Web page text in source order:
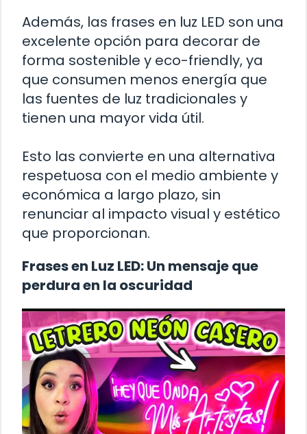
Además, las frases en luz LED son una
excelente opción para decorar de
forma sostenible y eco-friendly, ya
que consumen menos energía que
las fuentes de luz tradicionales y
tienen una mayor vida útil.
Esto las convierte en una alternativa
respetuosa con el medio ambiente y
económica a largo plazo, sin
renunciar al impacto visual y estético
que proporcionan.
Frases en Luz LED: Un mensaje que
perdura en la oscuridad